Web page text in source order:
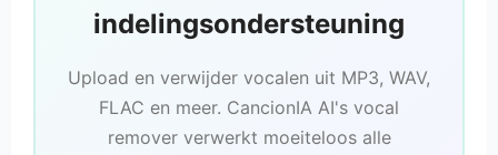
indelingsondersteuning
Upload en verwijder vocalen uit MP3, WAV,
FLAC en meer. CancionIA AI's vocal
remover verwerkt moeiteloos alle